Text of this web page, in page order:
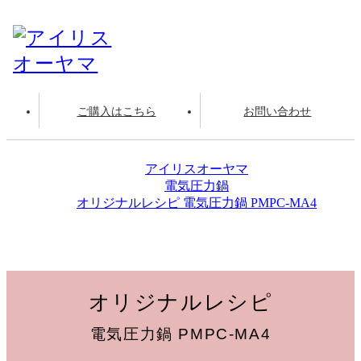
ご購入はこちら お問い合わせ
アイリスオーヤマ
電気圧力鍋
オリジナルレシピ 電気圧力鍋 PMPC-MA4
オリジナルレシピ
電気圧力鍋 PMPC-MA4